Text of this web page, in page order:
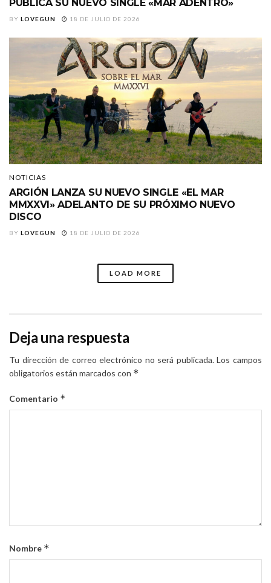
PUBLICA SU NUEVO SINGLE «MAR ADENTRO»
BY LOVEGUN 18 DE JULIO DE 2026
NOTICIAS
ARGIÓN LANZA SU NUEVO SINGLE «EL MAR
MMXXVI» ADELANTO DE SU PRÓXIMO NUEVO
DISCO
BY LOVEGUN 18 DE JULIO DE 2026
LOAD MORE
Deja una respuesta
Tu dirección de correo electrónico no será publicada. Los campos
obligatorios están marcados con *
Comentario *
Nombre *